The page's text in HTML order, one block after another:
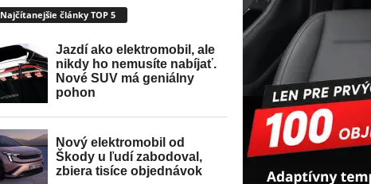
Najčítanejšie články TOP 5